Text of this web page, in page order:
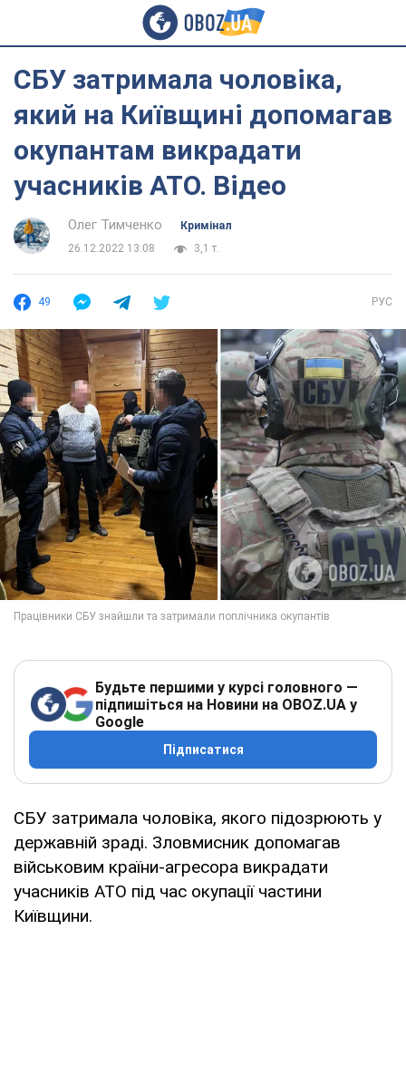
СБУ затримала чоловіка,
який на Київщині допомагав
окупантам викрадати
учасників АТО. Відео
Олег Тимченко
Кримінал
26.12.2022 13:08
3,1 т.
49 РУС
Будьте першими у курсі головного —
підпишіться на Новини на OBOZ.UA у
Google
Підписатися
СБУ затримала чоловіка, якого підозрюють у
державній зраді. Зловмисник допомагав
військовим країни-агресора викрадати
учасників АТО під час окупації частини
Київщини.